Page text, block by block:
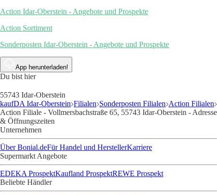
Action Idar-Oberstein - Angebote und Prospekte
Action Sortiment
Sonderposten Idar-Oberstein - Angebote und Prospekte
App herunterladen!
Du bist hier
55743 Idar-Oberstein
kaufDA Idar-Oberstein Filialen Sonderposten Filialen Action Filialen
Action Filiale - Vollmersbachstraße 65, 55743 Idar-Oberstein - Adresse
& Öffnungszeiten
Unternehmen
Über Bonial.deFür Handel und HerstellerKarriere
Supermarkt Angebote
EDEKA ProspektKaufland ProspektREWE Prospekt
Beliebte Händler